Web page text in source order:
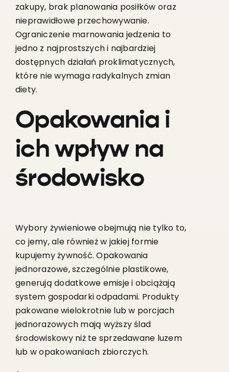
zakupy, brak planowania posiłków oraz
nieprawidłowe przechowywanie.
Ograniczenie marnowania jedzenia to
jedno z najprostszych i najbardziej
dostępnych działań proklimatycznych,
które nie wymaga radykalnych zmian
diety.
Opakowania i
ich wpływ na
środowisko
Wybory żywieniowe obejmują nie tylko to,
co jemy, ale również w jakiej formie
kupujemy żywność. Opakowania
jednorazowe, szczególnie plastikowe,
generują dodatkowe emisje i obciążają
system gospodarki odpadami. Produkty
pakowane wielokrotnie lub w porcjach
jednorazowych mają wyższy ślad
środowiskowy niż te sprzedawane luzem
lub w opakowaniach zbiorczych.